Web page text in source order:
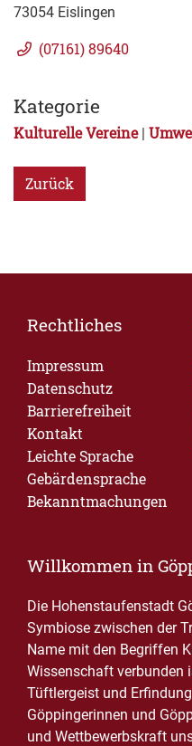
73054 Eislingen
(07161) 89640
Kategorie
Kulturelle Vereine|
Zurück
Rechtliches
Impressum
Datenschutz
Barrierefreiheit
Kontakt
Leichte Sprache
Gebärdensprache
Bekanntmachungen
Willkommen in
Die Hohenstaufenstadt
Symbiose zwischen der
Name mit den Begriffen
Wissenschaft verbunden
Tüftlergeist und
Göppingerinnen und
und Wettbewerbskraft